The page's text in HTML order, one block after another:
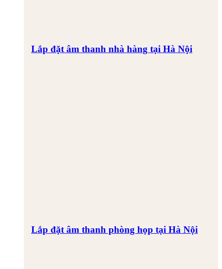
Lắp đặt âm thanh nhà hàng tại Hà Nội
Lắp đặt âm thanh phòng họp tại Hà Nội